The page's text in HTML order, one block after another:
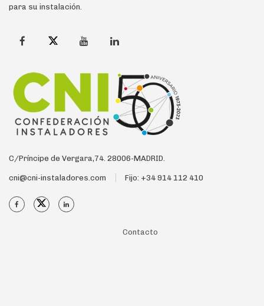
para su instalación.
C/Príncipe de Vergara,74. 28006-MADRID.
cni@cni-instaladores.com Fijo: +34 914 112 410
Contacto